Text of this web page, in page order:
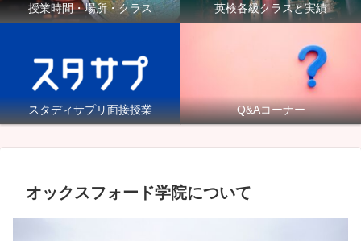
授業時間・場所・クラス 英検各級クラスと実績
スタディサプリ面接授業 Q&Aコーナー
オックスフォード学院について